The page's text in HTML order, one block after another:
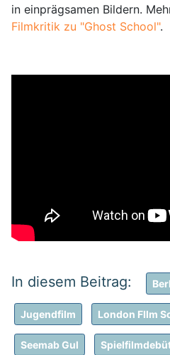
in einprägsamen Bildern.
Filmkritik zu "Ghost School".
Jugendfilm London FIlm
Seemab Gul